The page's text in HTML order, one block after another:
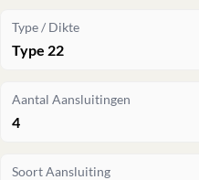
Type / Dikte
Type 22
Aantal Aansluitingen
4
Soort Aansluiting